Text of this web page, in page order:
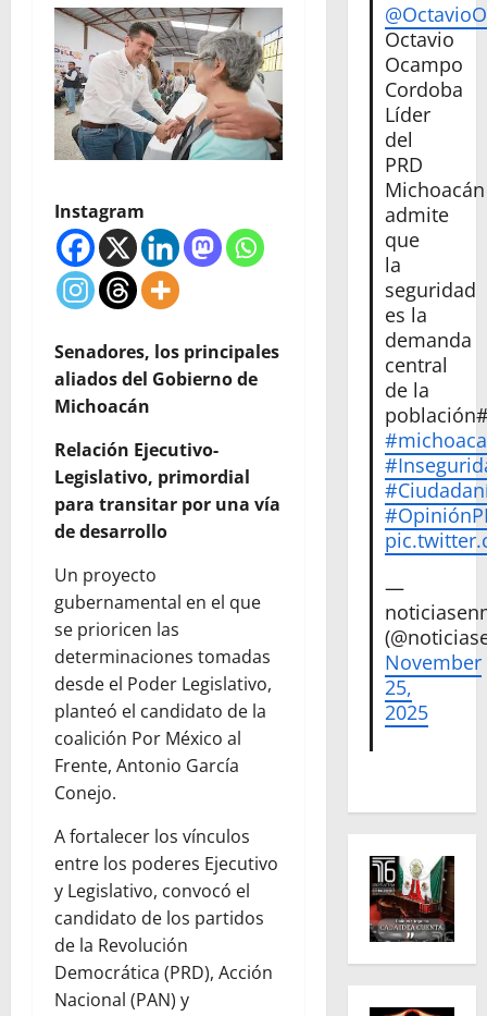
Instagram
Senadores, los principales
aliados del Gobierno de
Michoacán
Relación Ejecutivo-
Legislativo, primordial
para transitar por una vía
de desarrollo
Un proyecto
gubernamental en el que
se prioricen las
determinaciones tomadas
desde el Poder Legislativo,
planteó el candidato de la
coalición Por México al
Frente, Antonio García
Conejo.
A fortalecer los vínculos
entre los poderes Ejecutivo
y Legislativo, convocó el
candidato de los partidos
de la Revolución
Democrática (PRD), Acción
Nacional (PAN) y
Octavio
Ocampo
Cordoba
Líder
del
PRD
Michoacán
admite
que
la
seguridad
es la
demanda
central
de la
—
November
25,
2025